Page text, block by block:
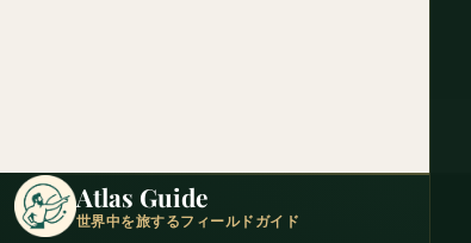
Atlas Guide
世界中を旅するフィールドガイド